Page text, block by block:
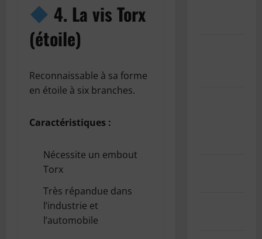
4. La vis Torx
(étoile)
Reconnaissable à sa forme
en étoile à six branches.
Caractéristiques :
Nécessite un embout
Torx
Très répandue dans
l’industrie et
l’automobile